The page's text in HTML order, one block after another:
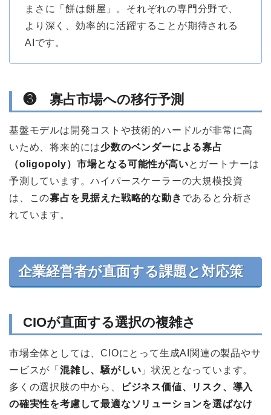
まさに「餅は餅屋」。それぞれの専門分野で、
より深く、効率的に活躍することが期待される
AIです。
❸ 寡占市場への移行予測
基盤モデルは開発コストや技術的ハードルが非常に高
いため、将来的には少数のベンダーによる寡占
（oligopoly）市場となる可能性が高いとガートナーは
予測しています。ハイパースケーラーの大規模投資
は、この寡占を見据えた戦略的な動き であると分析さ
れています。
企業経営者が直面する課題と対応策
CIOが直面する選択の複雑さ
市場全体としては、CIOにとって生成AI関連の製品やサ
ービスが「 混雑し、騒がしい 」状況となっています。
多くの選択肢の中から、
ビジネス価値、リスク、導入
の確実性を考慮して最適なソリューションを選ばなけ